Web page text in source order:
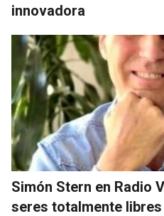
innovadora
Simón Stern en Radio
seres totalmente